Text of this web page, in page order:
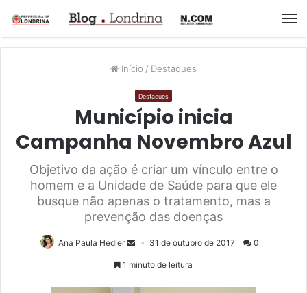
Início / Destaques
Destaques
Município inicia
Campanha Novembro Azul
Objetivo da ação é criar um vínculo entre o
homem e a Unidade de Saúde para que ele
busque não apenas o tratamento, mas a
prevenção das doenças
Ana Paula Hedler 31 de outubro de 2017 0
1 minuto de leitura